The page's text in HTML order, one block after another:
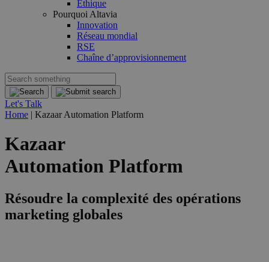
Éthique
Pourquoi Altavia
Innovation
Réseau mondial
RSE
Chaîne d’approvisionnement
Let's Talk
Home | Kazaar Automation Platform
Kazaar
Automation Platform
Résoudre la complexité des opérations
marketing globales